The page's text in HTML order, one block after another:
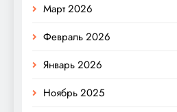
Март 2026
Февраль 2026
Январь 2026
Ноябрь 2025